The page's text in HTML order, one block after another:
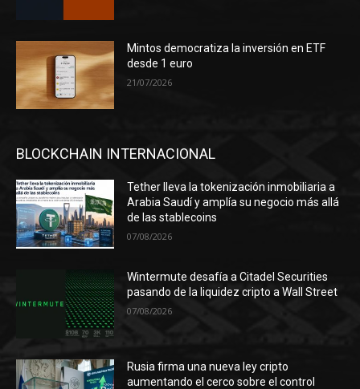
Mintos democratiza la inversión en ETF
desde 1 euro
21/07/2026
BLOCKCHAIN INTERNACIONAL
Tether lleva la tokenización inmobiliaria a
Arabia Saudí y amplía su negocio más allá
de las stablecoins
07/08/2026
Wintermute desafía a Citadel Securities
pasando de la liquidez cripto a Wall Street
07/08/2026
Rusia firma una nueva ley cripto
aumentando el cerco sobre el control